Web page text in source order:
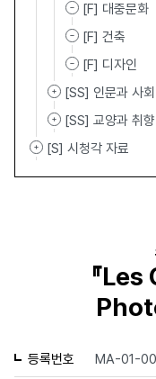
[F] 대중문화
[F] 건축
[F] 디자인
[SS] 인문과 사회
[SS] 교양과 취향
[S] 시청각 자료
『
등록번호 MA-01-